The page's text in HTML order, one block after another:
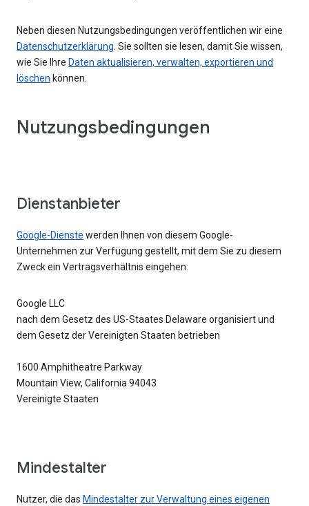
Neben diesen Nutzungsbedingungen veröffentlichen wir eine
Datenschutzerklärung . Sie sollten sie lesen, damit Sie wissen,
wie Sie Ihre Daten aktualisieren, verwalten, exportieren und
löschen können.
Nutzungsbedingungen
Dienstanbieter
Google-Dienste werden Ihnen von diesem Google-
Unternehmen zur Verfügung gestellt, mit dem Sie zu diesem
Zweck ein Vertragsverhältnis eingehen:
Google LLC
nach dem Gesetz des US-Staates Delaware organisiert und
dem Gesetz der Vereinigten Staaten betrieben
1600 Amphitheatre Parkway
Mountain View, California 94043
Vereinigte Staaten
Mindestalter
Nutzer, die das Mindestalter zur Verwaltung eines eigenen